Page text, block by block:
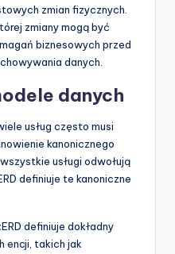
zmian fizycznych.
zmiany mogą być
biznesowych przed
danych.
danych
usług często musi
kanonicznego
usługi odwołują
definiuje te kanoniczne
ERD definiuje dokładny
encji, takich jak